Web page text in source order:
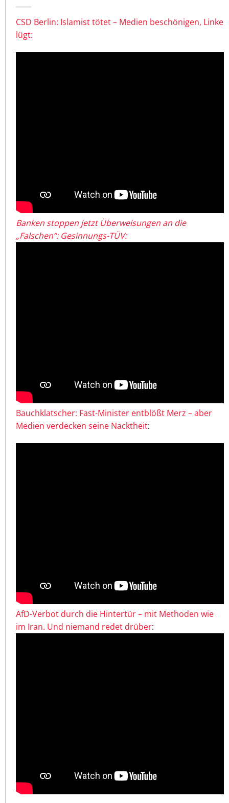
CSD Berlin: Islamist tötet – Medien beschönigen, Linke
lügt:
Banken stoppen jetzt Überweisungen an die
„Falschen“: Gesinnungs-TÜV:
Bauchklatscher: Fast-Minister entblößt Merz – aber
Medien verdecken seine Nacktheit:
AfD-Verbot durch die Hintertür – mit Methoden wie
im Iran. Und niemand redet drüber: